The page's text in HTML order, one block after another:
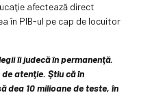
afectează direct
în PIB-ul pe cap de locuitor
îi judecă în permanenţă.
atenţie. Ştiu că în
dea 10 milioane de teste, în